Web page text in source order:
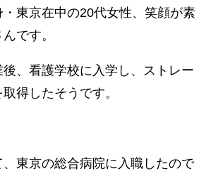
東京在中の20代女性、笑顔が素
です。
、看護学校に入学し、ストレー
得したそうです。
東京の総合病院に入職したので